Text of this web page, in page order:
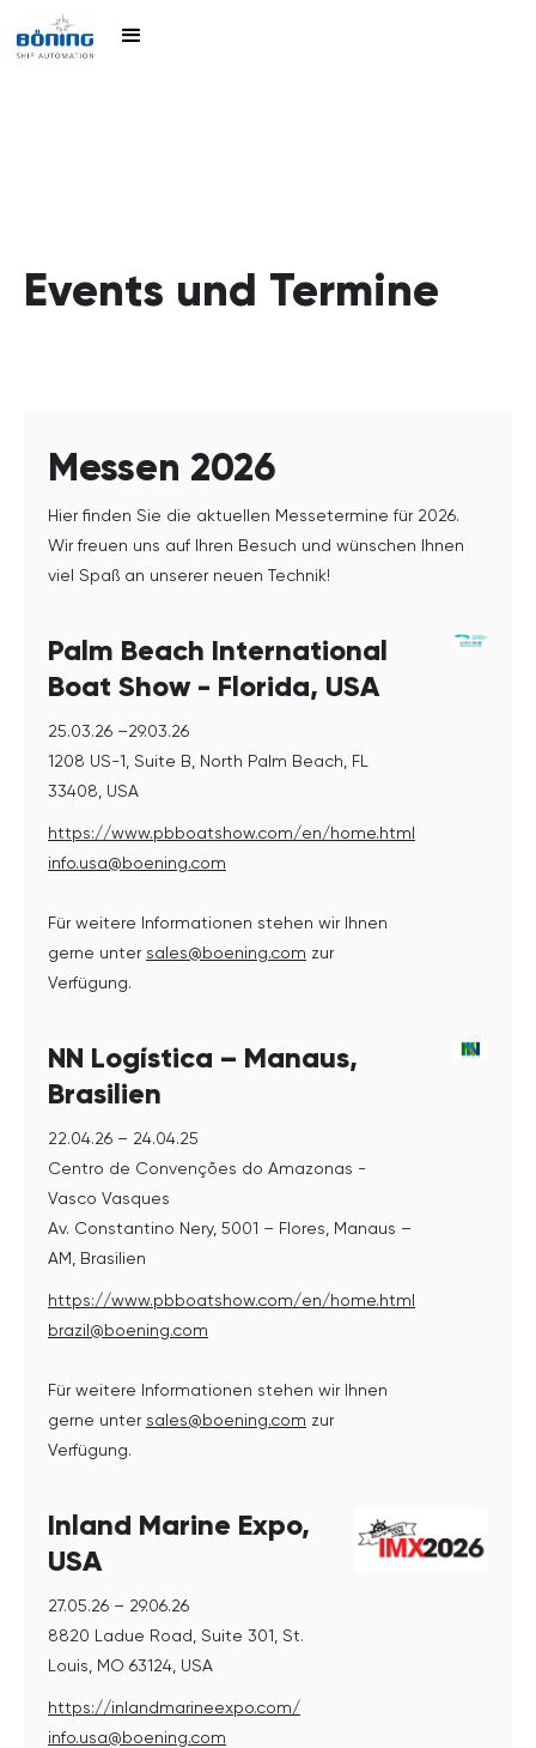
Events und Termine
Messen 2026
Hier finden Sie die aktuellen Messetermine für 2026.
Wir freuen uns auf Ihren Besuch und wünschen Ihnen
viel Spaß an unserer neuen Technik!
Palm Beach International
Boat Show - Florida, USA
25.03.26 –29.03.26
1208 US-1, Suite B, North Palm Beach, FL
33408, USA
https://www.pbboatshow.com/en/home.html
info.usa@boening.com
Für weitere Informationen stehen wir Ihnen
gerne unter sales@boening.com zur
Verfügung.
NN Logística – Manaus,
Brasilien
22.04.26 – 24.04.25
Centro de Convenções do Amazonas -
Vasco Vasques
Av. Constantino Nery, 5001 – Flores, Manaus –
AM, Brasilien
https://www.pbboatshow.com/en/home.html
brazil@boening.com
Für weitere Informationen stehen wir Ihnen
gerne unter sales@boening.com zur
Verfügung.
Inland Marine Expo,
USA
27.05.26 – 29.06.26
8820 Ladue Road, Suite 301, St.
Louis, MO 63124, USA
https://inlandmarineexpo.com/
info.usa@boening.com